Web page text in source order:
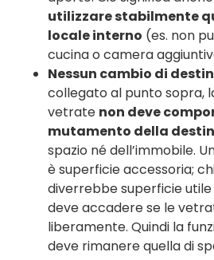
utilizzare stabilmente
locale interno (es. non
cucina o camera
Nessun cambio di
collegato al punto sopra,
vetrate non deve
mutamento della
spazio né dell’immobile.
è superficie accessoria;
diverrebbe superficie
deve accadere se le
liberamente. Quindi la
deve rimanere quella di